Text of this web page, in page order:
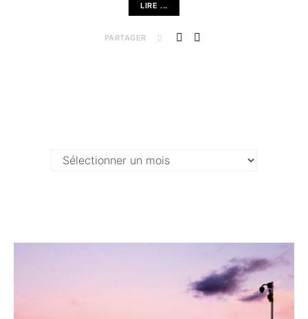
LIRE ...
PARTAGER
Archives